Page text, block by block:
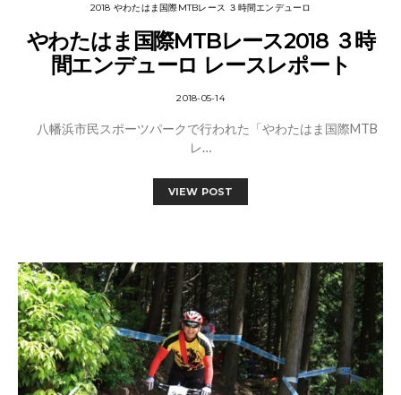
2018 やわたはま国際MTBレース ３時間エンデューロ
やわたはま国際MTBレース2018 ３時
間エンデューロ レースレポート
2018-05-14
八幡浜市民スポーツパークで行われた「やわたはま国際MTB
レ…
VIEW POST